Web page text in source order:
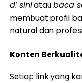
di siniataubaca
membuat profil
natural dan
Konten
Setiap link yang